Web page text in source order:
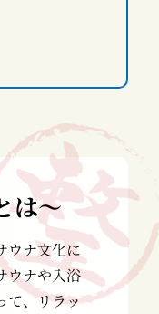
は～
ウナ文化に
ウナや入浴
て、リラッ